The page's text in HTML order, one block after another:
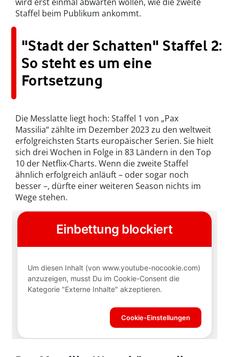
Staffel beim Publikum ankommt.
"Stadt der Schatten" Staffel 2:
So steht es um eine
Fortsetzung
Die Messlatte liegt hoch: Staffel 1 von „Pax
Massilia“ zählte im Dezember 2023 zu den weltweit
erfolgreichsten Starts europäischer Serien. Sie hielt
sich drei Wochen in Folge in 83 Ländern in den Top
10 der Netflix-Charts. Wenn die zweite Staffel
ähnlich erfolgreich anläuft – oder sogar noch
besser –, dürfte einer weiteren Season nichts im
Wege stehen.